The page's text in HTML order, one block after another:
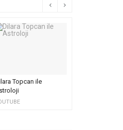
Topcan ile